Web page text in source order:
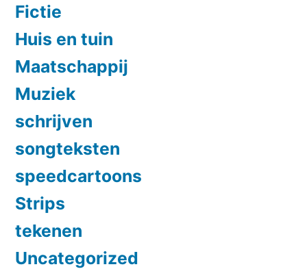
Fictie
Huis en tuin
Maatschappij
Muziek
schrijven
songteksten
speedcartoons
Strips
tekenen
Uncategorized